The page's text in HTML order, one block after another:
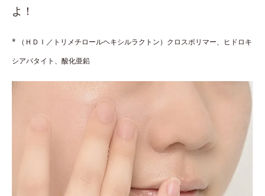
よ！
* （ＨＤＩ／トリメチロールヘキシルラクトン）クロスポリマー、ヒドロキ
シアパタイト、酸化亜鉛